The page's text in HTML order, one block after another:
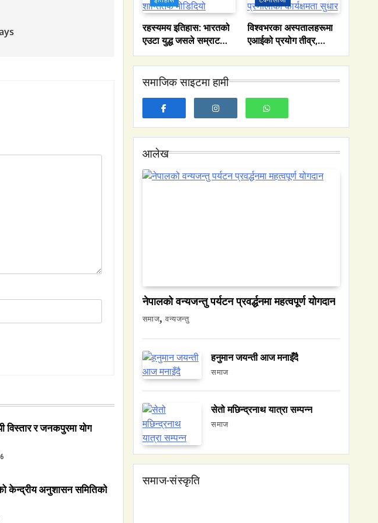
विस्तार र जनकपुरमा योग
केन्द्रीय अनुशासन समितिको
रहस्यमय इतिहास: भारतको
एउटा युद्ध जसले सम्राटलाई
हिंसाबाट शान्तितर्फ
मोडिदियो
विश्वभरका अस्पतालहरूमा
एआईको प्रयोग तीव्र,
स्वास्थ्य सेवा प्रणालीको
कार्यक्षमता सुधार
समाजिक साइटमा हामी
आलेख
नेपालको वन्यजन्तु पर्यटन प्रवर्द्धनमा महत्वपूर्ण योगदान
समाज वन्यजन्तु
हनुमान जयन्ती आज मनाइँदै
समाज
सेतो मछिन्द्रनाथ यात्रा सम्पन्न
समाज
समाज-संस्कृति